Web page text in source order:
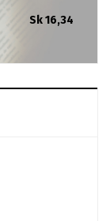
Sk 16,34